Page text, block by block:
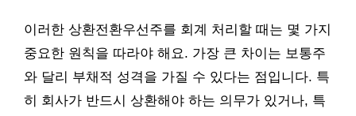
이러한 상환전환우선주를 회계 처리할 때는 몇 가지
중요한 원칙을 따라야 해요. 가장 큰 차이는 보통주
와 달리 부채적 성격을 가질 수 있다는 점입니다. 특
히 회사가 반드시 상환해야 하는 의무가 있거나, 특